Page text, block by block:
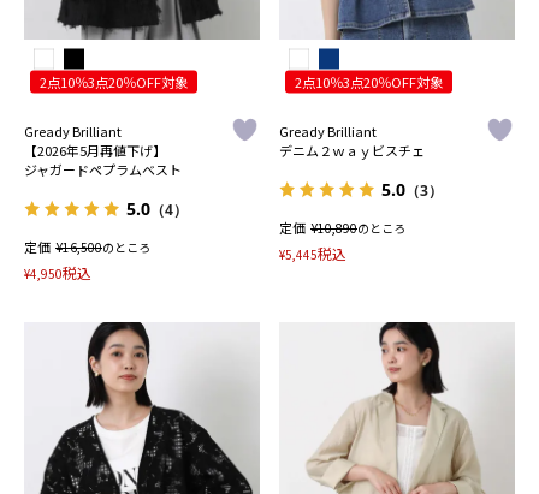
2点10％3点20％OFF対象
Gready Brilliant
【2026年5月再値下げ】
ジャガードペプラムベスト
5.0 （4）
定価 ¥16,500のところ
¥4,950税込
2点10％3点20％OFF対象
Gready Brilliant
デニム２ｗａｙビスチェ
5.0 （3）
定価 ¥10,890のところ
¥5,445税込